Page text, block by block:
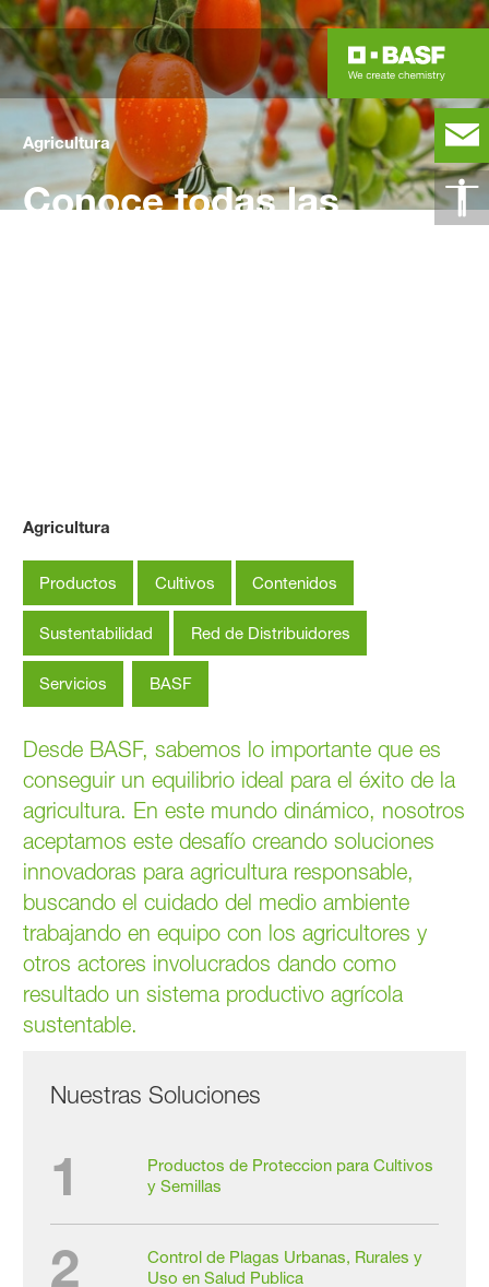
Agricultura
Conoce todas las
Agricultura
Trabajando juntos por una
Productos Cultivos Contenidos
Sustentabilidad Red de Distribuidores
Servicios BASF
Desde BASF, sabemos lo importante que es
conseguir un equilibrio ideal para el éxito de la
agricultura. En este mundo dinámico, nosotros
aceptamos este desafío creando soluciones
innovadoras para agricultura responsable,
buscando el cuidado del medio ambiente
trabajando en equipo con los agricultores y
otros actores involucrados dando como
resultado un sistema productivo agrícola
sustentable.
Nuestras Soluciones
1
Productos de Proteccion para Cultivos
y Semillas
2
Control de Plagas Urbanas, Rurales y
Uso en Salud Publica